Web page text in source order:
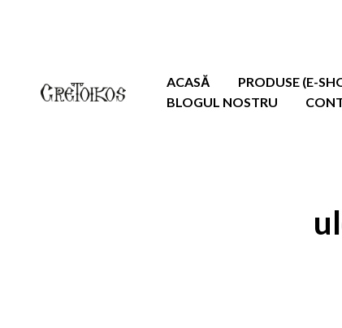
ACASĂ PRODUSE (E-
BLOGUL NOSTRU